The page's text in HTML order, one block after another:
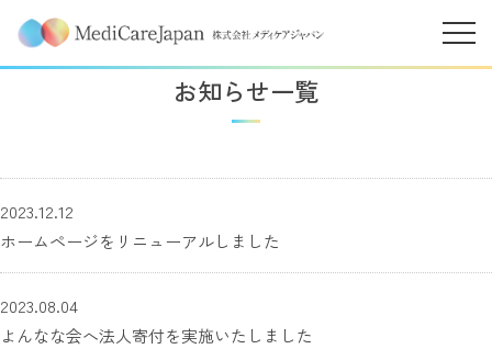
お知らせ一覧
2023.12.12
ホームページをリニューアルしました
2023.08.04
よんなな会へ法人寄付を実施いたしました